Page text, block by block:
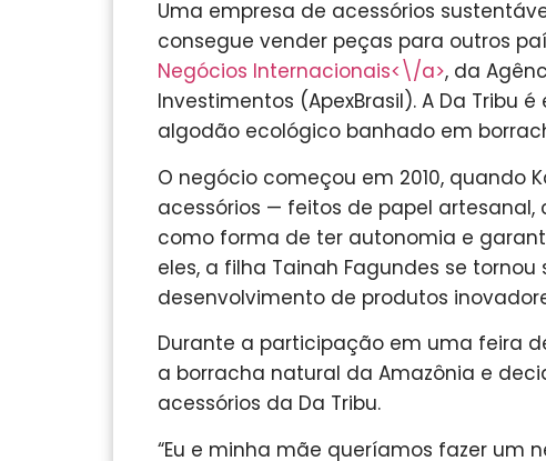
Uma empresa de acessórios
consegue vender peças para outros
Negócios Internacionais<\/a>, da
Investimentos (ApexBrasil). A Da Tribu
algodão ecológico banhado em
O negócio começou em 2010, quando
acessórios — feitos de papel
como forma de ter autonomia e
eles, a filha Tainah Fagundes se
desenvolvimento de produtos
Durante a participação em uma feira
a borracha natural da Amazônia e
acessórios da Da Tribu.
“Eu e minha mãe queríamos fazer um